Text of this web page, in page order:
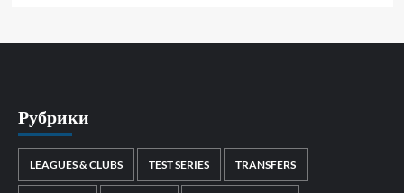
Рубрики
LEAGUES & CLUBS TEST SERIES TRANSFERS